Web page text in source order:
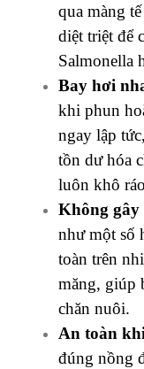
qua màng
diệt triệt để
Salmonella
Bay hơi
khi phun
ngay lập
tồn dư hóa
luôn khô
Không gây
như một số
toàn trên
măng, giúp
chăn nuôi.
An toàn
đúng nồng